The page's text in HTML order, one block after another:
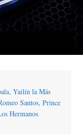
Yailín la Más
Santos, Prince
Hermanos